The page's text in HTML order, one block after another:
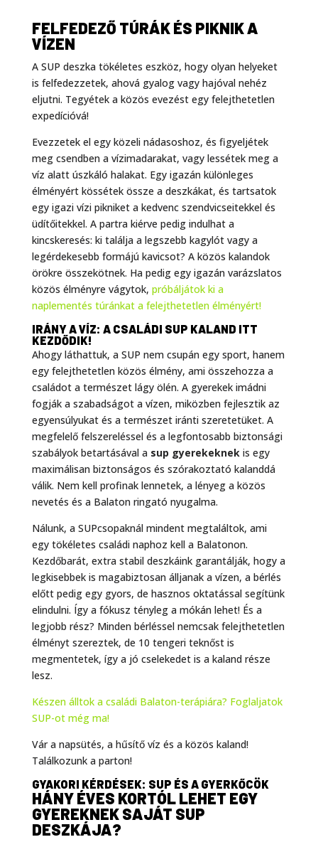
FELFEDEZŐ TÚRÁK ÉS PIKNIK A
VÍZEN
A SUP deszka tökéletes eszköz, hogy olyan helyeket
is felfedezzetek, ahová gyalog vagy hajóval nehéz
eljutni. Tegyétek a közös evezést egy felejthetetlen
expedícióvá!
Evezzetek el egy közeli nádasoshoz, és figyeljétek
meg csendben a vízimadarakat, vagy lessétek meg a
víz alatt úszkáló halakat. Egy igazán különleges
élményért kössétek össze a deszkákat, és tartsatok
egy igazi vízi pikniket a kedvenc szendvicseitekkel és
üdítőitekkel. A partra kiérve pedig indulhat a
kincskeresés: ki találja a legszebb kagylót vagy a
legérdekesebb formájú kavicsot? A közös kalandok
örökre összekötnek. Ha pedig egy igazán varázslatos
közös élményre vágytok, próbáljátok ki a
naplementés túránkat a felejthetetlen élményért!
IRÁNY A VÍZ: A CSALÁDI SUP KALAND ITT
KEZDŐDIK!
Ahogy láthattuk, a SUP nem csupán egy sport, hanem
egy felejthetetlen közös élmény, ami összehozza a
családot a természet lágy ölén. A gyerekek imádni
fogják a szabadságot a vízen, miközben fejlesztik az
egyensúlyukat és a természet iránti szeretetüket. A
megfelelő felszereléssel és a legfontosabb biztonsági
szabályok betartásával a sup gyerekeknekis egy
maximálisan biztonságos és szórakoztató kalanddá
válik. Nem kell profinak lennetek, a lényeg a közös
nevetés és a Balaton ringató nyugalma.
Nálunk, a SUPcsopaknál mindent megtaláltok, ami
egy tökéletes családi naphoz kell a Balatonon.
Kezdőbarát, extra stabil deszkáink garantálják, hogy a
legkisebbek is magabiztosan álljanak a vízen, a bérlés
előtt pedig egy gyors, de hasznos oktatással segítünk
elindulni. Így a fókusz tényleg a mókán lehet! És a
legjobb rész? Minden bérléssel nemcsak felejthetetlen
élményt szereztek, de 10 tengeri teknőst is
megmentetek, így a jó cselekedet is a kaland része
lesz.
Készen álltok a családi Balaton-terápiára? Foglaljatok
SUP-ot még ma!
Vár a napsütés, a hűsítő víz és a közös kaland!
Találkozunk a parton!
GYAKORI KÉRDÉSEK: SUP ÉS A GYERKŐCÖK
HÁNY ÉVES KORTÓL LEHET EGY
GYEREKNEK SAJÁT SUP
DESZKÁJA?